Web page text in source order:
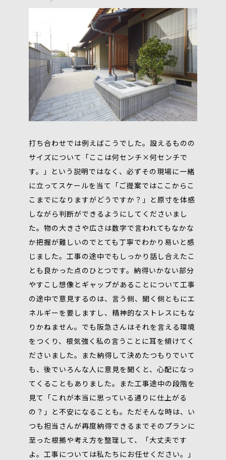
打ち合わせでは例えばこうでした。設えるものの
サイズについて「ここは何センチ×何センチで
す。」という説明ではなく、必ずその現場に一緒
に立ってスケールを当て「ご提案ではここからこ
こまでになりますがどうですか？」と原寸を体感
しながら判断ができるようにしてくださいまし
た。物の大きさや広さは数字で言われてもなかな
か把握が難しいのでとても丁寧でわかり易いと感
じました。工事の途中でもしっかり話し合えたこ
とも良かった点のひとつです。納得いかない部分
やすこし想像とギャップがあることについて工事
の途中で意見するのは、言う側、聞く側ともにエ
ネルギーを要しますし、精神的なストレスにもな
りかねません。でも阪急さんはそれを言える環境
をつくり、根気強く私の言うことに耳を傾けてく
ださいました。また納得して決めたつもりでいて
も、後でいろんな人に意見を聞くと、心配になっ
てくることもありました。また工事途中の段階を
見て「これが本当に思っている通りに仕上がる
の？」と不安になることも。ただそんな時は、い
つも担当さんが再度納得できるまでそのプランに
至った根拠や考え方を整理して、「大丈夫です
よ。工事については私たちにお任せください。」